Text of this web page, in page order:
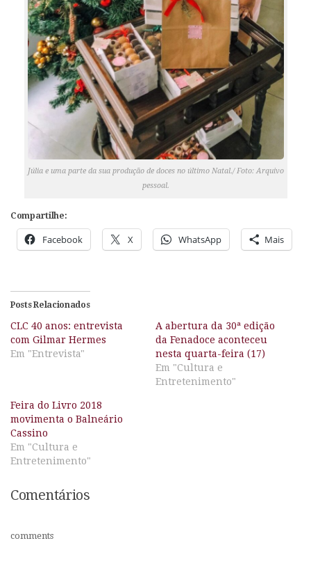
Júlia e uma parte da sua produção de doces no último Natal./ Foto: Arquivo
pessoal.
Compartilhe:
Facebook X WhatsApp Mais
Posts Relacionados
CLC 40 anos: entrevista
com Gilmar Hermes
Em "Entrevista"
A abertura da 30ª edição
da Fenadoce aconteceu
nesta quarta-feira (17)
Em "Cultura e
Entretenimento"
Feira do Livro 2018
movimenta o Balneário
Cassino
Em "Cultura e
Entretenimento"
Comentários
comments